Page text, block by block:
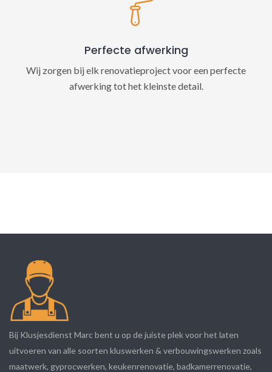
Perfecte afwerking
Wij zorgen bij elk renovatieproject voor een perfecte
afwerking tot het kleinste detail.
Bij Klusjesdienst Marc bent u op de juiste plek voor het laten
uitvoeren van alle soorten kluswerken & verbouwingswerken zoals
maatwerk, gyprocwerken, keukenrenovatie, badkamerrenovatie,